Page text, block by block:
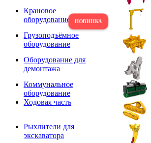
Крановое
оборудование
Грузоподъёмное
оборудование
Оборудование для
демонтажа
Коммунальное
оборудование
Ходовая часть
Рыхлители для
экскаватора